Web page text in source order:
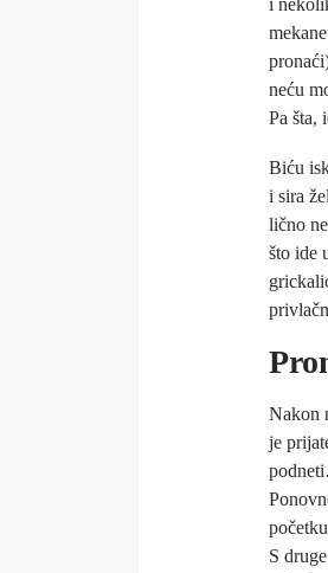
i
neću
Pa šta,
Biću
i sira
lično
što ide
Nakon
je
S